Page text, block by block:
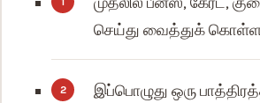
செய்து வைத்துக்
இப்பொழுது ஒரு